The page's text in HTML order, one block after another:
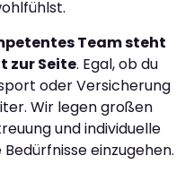
Team steht
zur Seite. Egal, ob du
oder Versicherung
Wir legen großen
und individuelle
einzugehen.